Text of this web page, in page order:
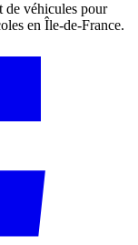
de véhicules pour
en Île-de-France.